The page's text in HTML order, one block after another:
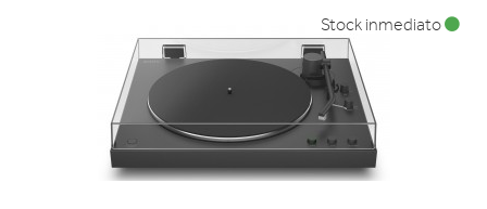
Stock inmediato